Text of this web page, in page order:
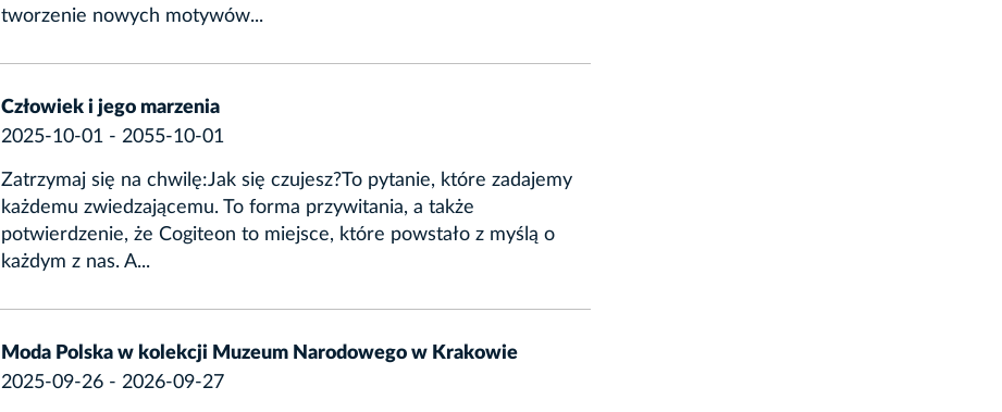
tworzenie nowych motywów...
Człowiek i jego marzenia
2025-10-01 - 2055-10-01
Zatrzymaj się na chwilę:Jak się czujesz?To pytanie, które zadajemy
każdemu zwiedzającemu. To forma przywitania, a także
potwierdzenie, że Cogiteon to miejsce, które powstało z myślą o
każdym z nas. A...
Moda Polska w kolekcji Muzeum Narodowego w Krakowie
2025-09-26 - 2026-09-27